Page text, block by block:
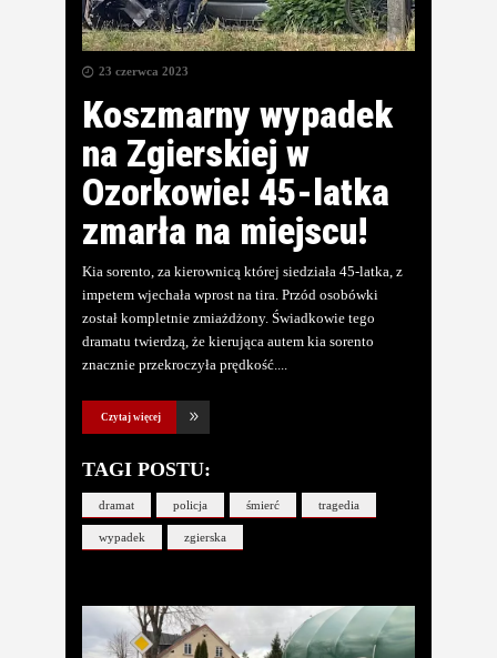
23 czerwca 2023
Koszmarny wypadek
na Zgierskiej w
Ozorkowie! 45-latka
zmarła na miejscu!
Kia sorento, za kierownicą której siedziała 45-latka, z
impetem wjechała wprost na tira. Przód osobówki
został kompletnie zmiażdżony. Świadkowie tego
dramatu twierdzą, że kierująca autem kia sorento
znacznie przekroczyła prędkość.
Czytaj więcej
TAGI POSTU:
dramat policja śmierć tragedia
wypadek zgierska